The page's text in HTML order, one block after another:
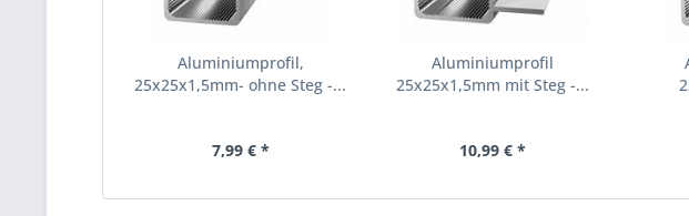
Aluminiumprofil,
25x25x1,5mm- ohne Steg -...
7,99 € *
Aluminiumprofil
25x25x1,5mm mit Steg -...
10,99 € *